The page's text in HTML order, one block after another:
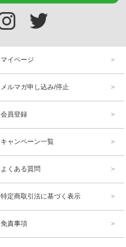
マイページ
メルマガ申し込み/停止
会員登録
キャンペーン一覧
よくある質問
特定商取引法に基づく表示
免責事項